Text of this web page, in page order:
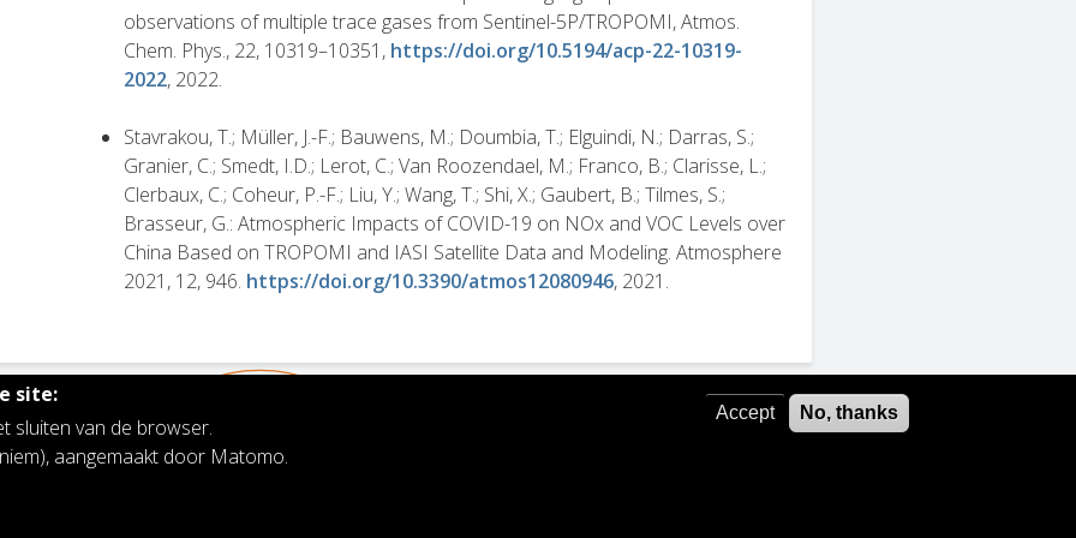
observations of multiple trace gases from Sentinel-5P/TROPOMI, Atmos.
Chem. Phys., 22, 10319–10351, https://doi.org/10.5194/acp-22-10319-
2022, 2022.
Stavrakou, T.; Müller, J.-F.; Bauwens, M.; Doumbia, T.; Elguindi, N.; Darras, S.;
Granier, C.; Smedt, I.D.; Lerot, C.; Van Roozendael, M.; Franco, B.; Clarisse, L.;
Clerbaux, C.; Coheur, P.-F.; Liu, Y.; Wang, T.; Shi, X.; Gaubert, B.; Tilmes, S.;
Brasseur, G.: Atmospheric Impacts of COVID-19 on NOx and VOC Levels over
China Based on TROPOMI and IASI Satellite Data and Modeling. Atmosphere
2021, 12, 946. https://doi.org/10.3390/atmos12080946, 2021.
site:
sluiten van de browser.
aangemaakt door Matomo.
Accept No, thanks